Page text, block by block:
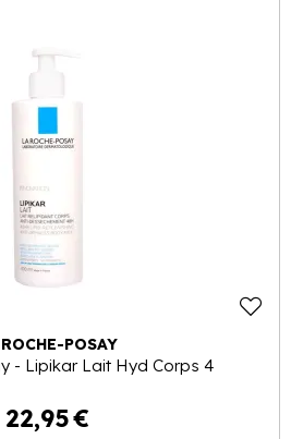
POSAY
- Lipikar Lait Hyd Corps 4
22,95€